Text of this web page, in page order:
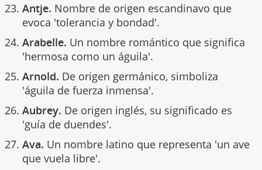
Antje. Nombre de origen escandinavo que
evoca 'tolerancia y bondad'.
Arabelle. Un nombre romántico que significa
'hermosa como un águila'.
Arnold. De origen germánico, simboliza
'águila de fuerza inmensa'.
Aubrey. De origen inglés, su significado es
'guía de duendes'.
Ava. Un nombre latino que representa 'un ave
que vuela libre'.